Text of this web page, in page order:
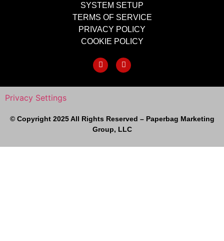
SYSTEM SETUP
TERMS OF SERVICE
PRIVACY POLICY
COOKIE POLICY
Privacy Settings
© Copyright 2025 All Rights Reserved – Paperbag Marketing
Group, LLC